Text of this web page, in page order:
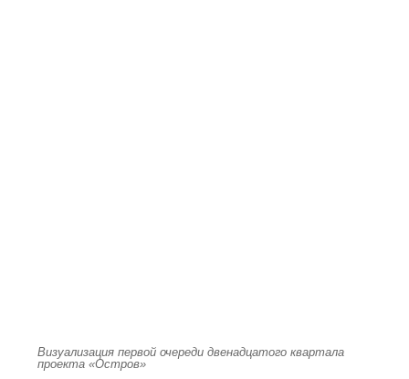
Визуализация первой очереди двенадцатого квартала
проекта «Остров»